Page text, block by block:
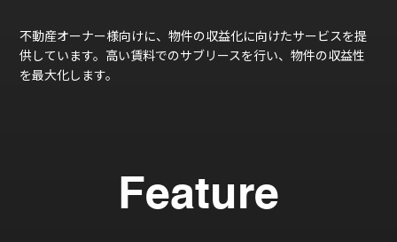
不動産オーナー様向けに、物件の収益化に向けたサービスを提
供しています。高い賃料でのサブリースを行い、物件の収益性
を最大化します。
Feature